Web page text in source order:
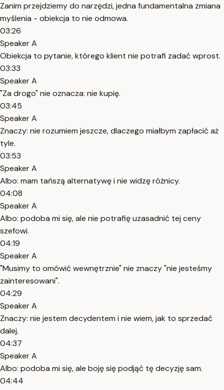
Zanim przejdziemy do narzędzi, jedna fundamentalna zmiana
myślenia - obiekcja to nie odmowa.
03:26
Speaker A
Obiekcja to pytanie, którego klient nie potrafi zadać wprost.
03:33
Speaker A
"Za drogo" nie oznacza: nie kupię.
03:45
Speaker A
Znaczy: nie rozumiem jeszcze, dlaczego miałbym zapłacić aż
tyle.
03:53
Speaker A
Albo: mam tańszą alternatywę i nie widzę różnicy.
04:08
Speaker A
Albo: podoba mi się, ale nie potrafię uzasadnić tej ceny
szefowi.
04:19
Speaker A
"Musimy to omówić wewnętrznie" nie znaczy "nie jesteśmy
zainteresowani".
04:29
Speaker A
Znaczy: nie jestem decydentem i nie wiem, jak to sprzedać
dalej.
04:37
Speaker A
Albo: podoba mi się, ale boję się podjąć tę decyzję sam.
04:44